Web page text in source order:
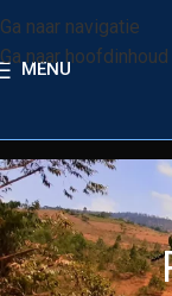
Ga naar navigatie
Ga naar hoofdinhoud
MENU